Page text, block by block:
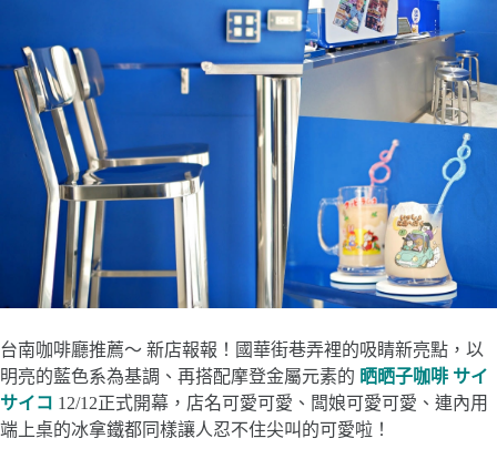
台南咖啡廳推薦～ 新店報報！國華街巷弄裡的吸睛新亮點，以
明亮的藍色系為基調、再搭配摩登金屬元素的 晒晒子咖啡 サイ
サイコ 12/12正式開幕，店名可愛可愛、闆娘可愛可愛、連內用
端上桌的冰拿鐵都同樣讓人忍不住尖叫的可愛啦！